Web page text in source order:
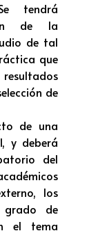
tendrá
de la
de tal
que
de
de una
y deberá
del
los
grado de
el tema